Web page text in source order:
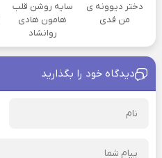
دختر دیوونه ی
من فدی
سایه روشن قلب
هامون هادی
روانشاد
دیدگاه خود را بگذارید